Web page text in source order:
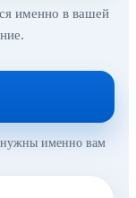
именно в вашей
нужны именно вам